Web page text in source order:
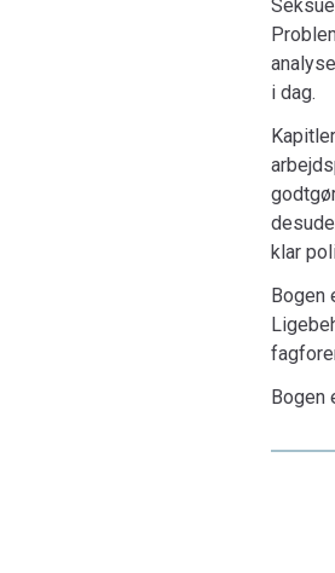
i dag.
klar
Bogen
Bogen